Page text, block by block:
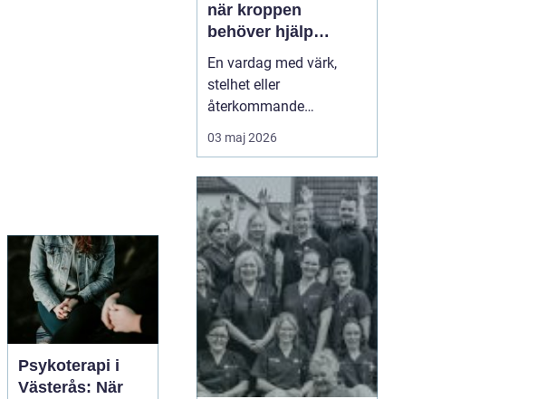
Psykoterapi i
Västerås: När
när kroppen
behöver hjälp
tillbaka
En vardag med värk,
stelhet eller
återkommande
huvudvärk tär på både
ork och humör. Många
besvär och tänker att det
går nog över. Ofta gör
det inte det. En
legitimerad kiropraktor
kan hjälpa kroppen att
återfå rörlighet, minska
smä...
03 maj 2026